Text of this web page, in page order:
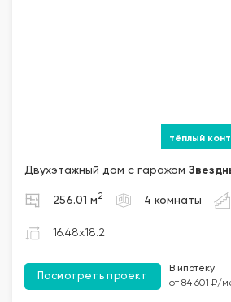
Двухэтажный дом с гаражом
256.01 м 2 4 комнаты
16.48x18.2
Посмотреть проект
В ипотеку
от 84 601 ₽/